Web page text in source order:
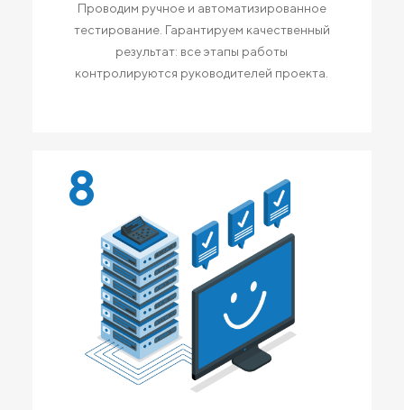
Проводим ручное и автоматизированное
тестирование. Гарантируем качественный
результат: все этапы работы
контролируются руководителей проекта.
8